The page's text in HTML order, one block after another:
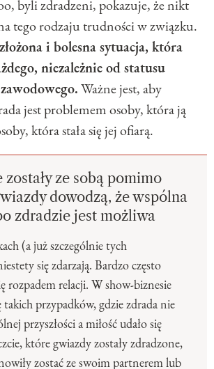
byli zdradzeni, pokazuje, że nikt
tego rodzaju trudności w związku.
i bolesna sytuacja, która
niezależnie od statusu
Ważne jest, aby
jest problemem osoby, która ją
która stała się jej ofiarą.
zostały ze sobą pomimo
dowodzą, że wspólna
zdradzie jest możliwa
(a już szczególnie tych
się zdarzają. Bardzo często
rozpadem relacji. W show-biznesie
takich przypadków, gdzie zdrada nie
przyszłości a miłość udało się
które gwiazdy zostały zdradzone,
zostać ze swoim partnerem lub